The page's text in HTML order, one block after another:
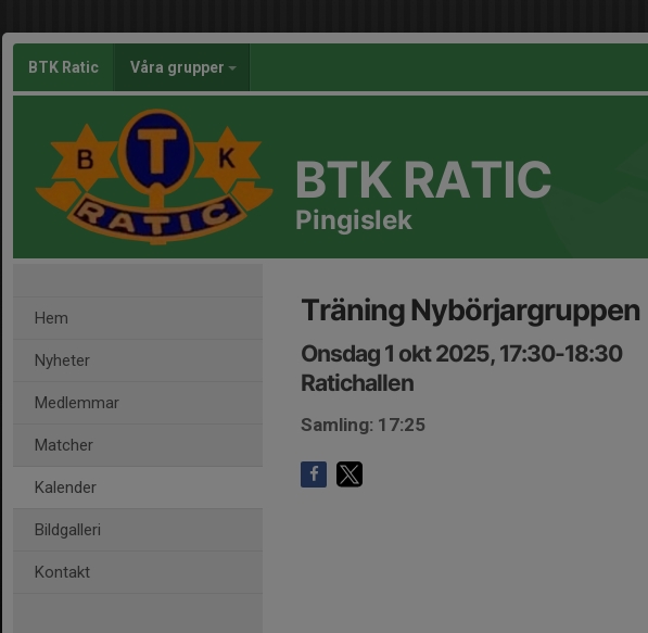
BTK Ratic Våra grupper
BTK RATIC
Pingislek
Hem
Nyheter
Medlemmar
Matcher
Kalender
Bildgalleri
Kontakt
Träning Nybörjargruppen
Onsdag 1 okt 2025, 17:30-18:30
Ratichallen
Samling: 17:25